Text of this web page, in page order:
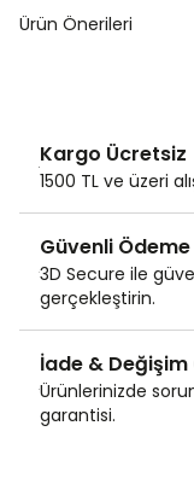
Ürün Önerileri
Kargo Ücretsiz
1500 TL ve üzeri
Güvenli Ödeme
3D Secure ile
gerçekleştirin.
İade &
Ürünlerinizde
garantisi.